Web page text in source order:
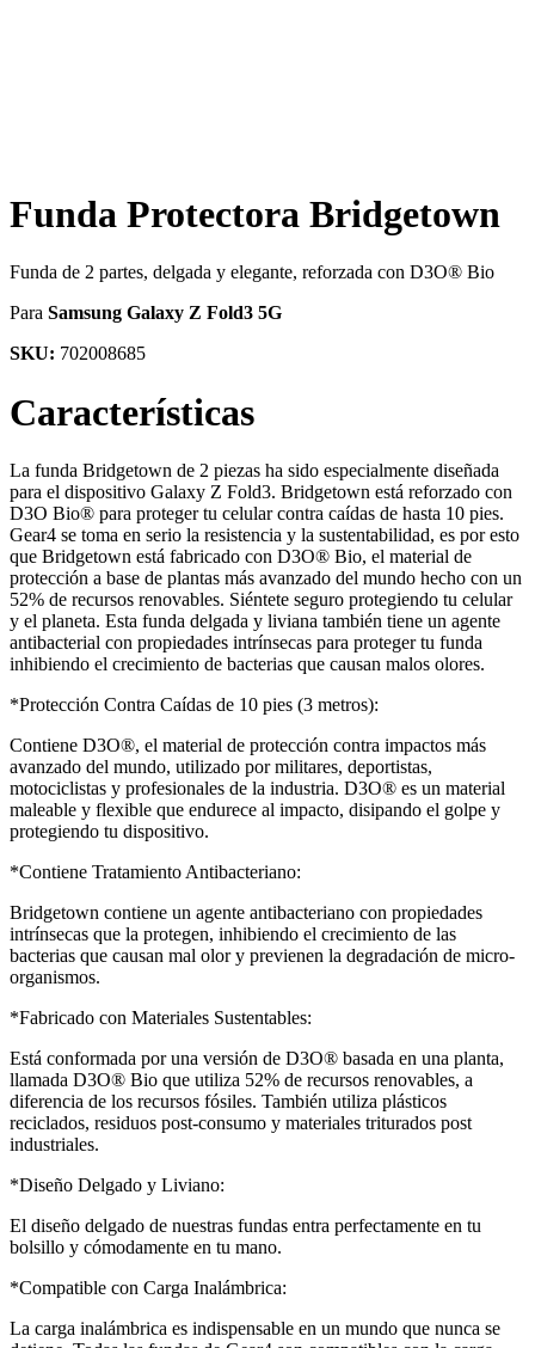
Funda Protectora Bridgetown
Funda de 2 partes, delgada y elegante, reforzada con D3O® Bio
Para Samsung Galaxy Z Fold3 5G
SKU: 702008685
Características
La funda Bridgetown de 2 piezas ha sido especialmente diseñada
para el dispositivo Galaxy Z Fold3. Bridgetown está reforzado con
D3O Bio® para proteger tu celular contra caídas de hasta 10 pies.
Gear4 se toma en serio la resistencia y la sustentabilidad, es por esto
que Bridgetown está fabricado con D3O® Bio, el material de
protección a base de plantas más avanzado del mundo hecho con un
52% de recursos renovables. Siéntete seguro protegiendo tu celular
y el planeta. Esta funda delgada y liviana también tiene un agente
antibacterial con propiedades intrínsecas para proteger tu funda
inhibiendo el crecimiento de bacterias que causan malos olores.
*Protección Contra Caídas de 10 pies (3 metros):
Contiene D3O®, el material de protección contra impactos más
avanzado del mundo, utilizado por militares, deportistas,
motociclistas y profesionales de la industria. D3O® es un material
maleable y flexible que endurece al impacto, disipando el golpe y
protegiendo tu dispositivo.
*Contiene Tratamiento Antibacteriano:
Bridgetown contiene un agente antibacteriano con propiedades
intrínsecas que la protegen, inhibiendo el crecimiento de las
bacterias que causan mal olor y previenen la degradación de micro-
organismos.
*Fabricado con Materiales Sustentables:
Está conformada por una versión de D3O® basada en una planta,
llamada D3O® Bio que utiliza 52% de recursos renovables, a
diferencia de los recursos fósiles. También utiliza plásticos
reciclados, residuos post-consumo y materiales triturados post
industriales.
*Diseño Delgado y Liviano:
El diseño delgado de nuestras fundas entra perfectamente en tu
bolsillo y cómodamente en tu mano.
*Compatible con Carga Inalámbrica:
La carga inalámbrica es indispensable en un mundo que nunca se